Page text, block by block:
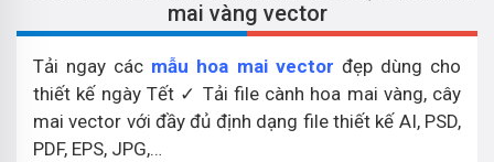
mai vàng vector
Tải ngay các mẫu hoa mai vector đẹp dùng cho
thiết kế ngày Tết ✓ Tải file cành hoa mai vàng, cây
mai vector với đầy đủ định dạng file thiết kế AI, PSD,
PDF, EPS, JPG,…